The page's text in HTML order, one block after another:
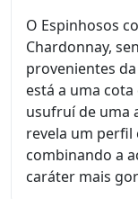
O Espinhosos
Chardonnay,
provenientes
está a uma
usufruí de uma
revela um
combinando a
caráter mais